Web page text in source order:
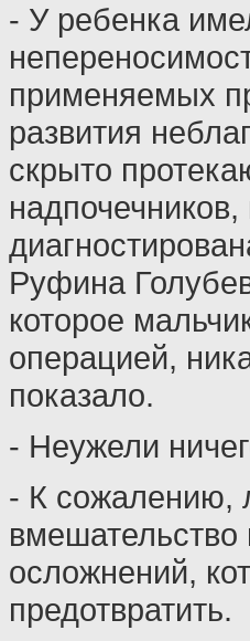
- У ребенка
применяемых
развития
скрыто
Руфина
которое
операцией,
показало.
- Неужели
- К сожалению,
вмешательство
осложнений,
предотвратить.